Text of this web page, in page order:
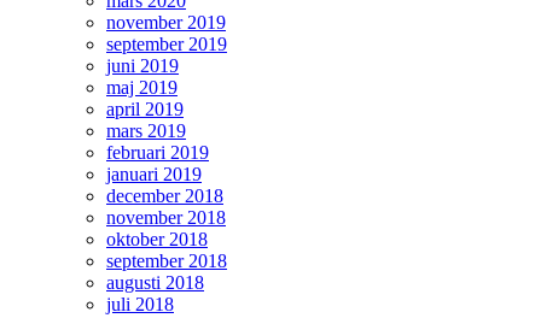
november 2019
september 2019
juni 2019
maj 2019
april 2019
mars 2019
februari 2019
januari 2019
december 2018
november 2018
oktober 2018
september 2018
augusti 2018
juli 2018